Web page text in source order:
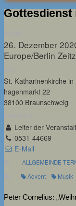
Gottesdienst
26. Dezember
Europe/Berlin
St. Katharinenkirche in
hagenmarkt 22
38100 Braunschweig
Leiter der
0531-44669
E-Mail
ALLGEMEINDE
Advent Musik
Peter Cornelius: